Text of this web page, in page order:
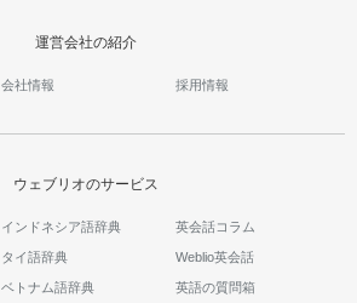
運営会社の紹介
会社情報 採用情報
ウェブリオのサービス
インドネシア語辞典
タイ語辞典
ベトナム語辞典
英会話コラム
Weblio英会話
英語の質問箱